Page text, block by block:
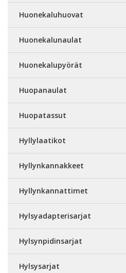
Huonekaluhuovat
Huonekalunaulat
Huonekalupyörät
Huopanaulat
Huopatassut
Hyllylaatikot
Hyllynkannakkeet
Hyllynkannattimet
Hylsyadapterisarjat
Hylsynpidinsarjat
Hylsysarjat